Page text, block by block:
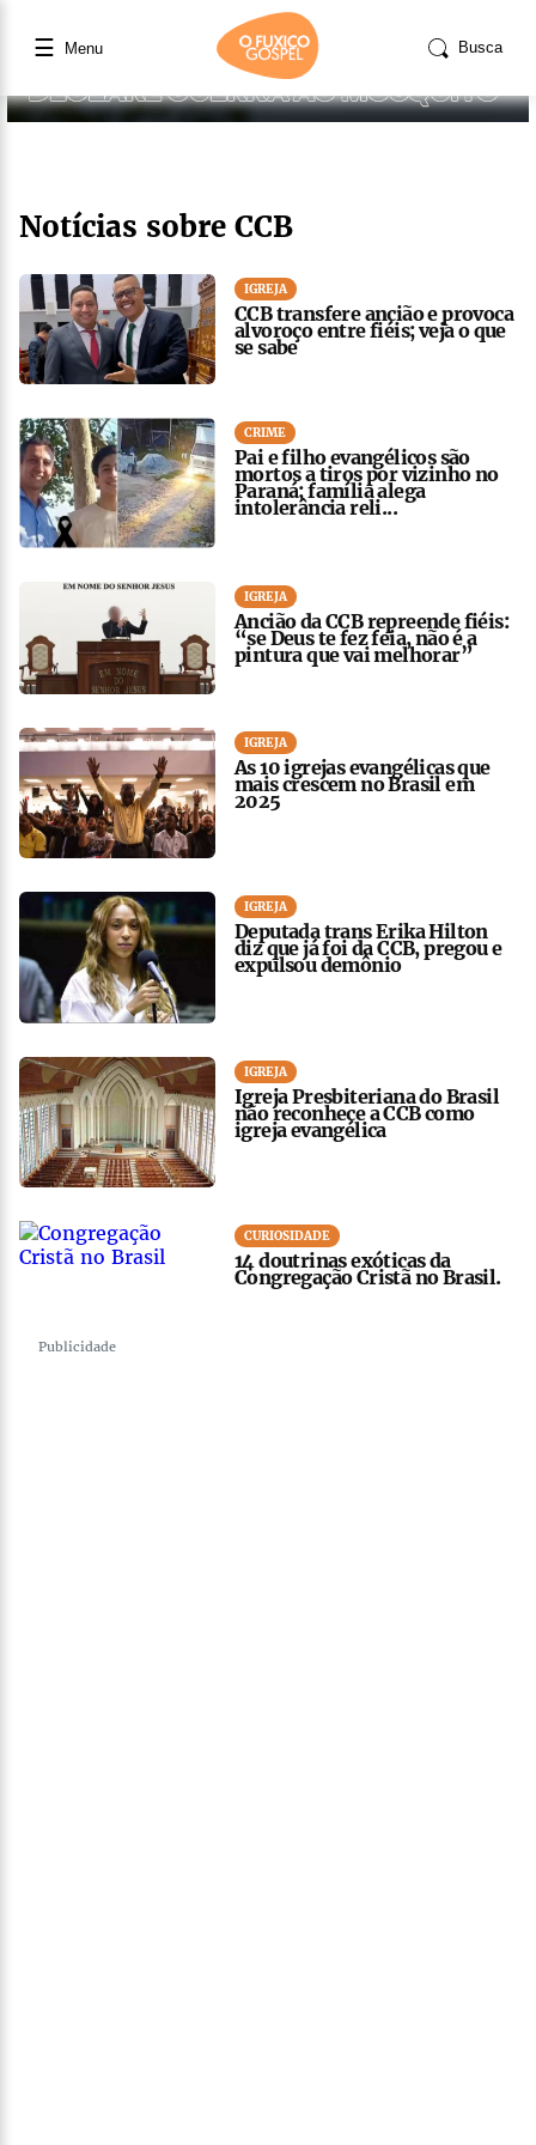
☰ Menu Busca
Notícias sobre CCB
IGREJA
CCB transfere ancião e provoca
alvoroço entre fiéis; veja o que
se sabe
CRIME
Pai e filho evangélicos são
mortos a tiros por vizinho no
Paraná; família alega
intolerância reli...
IGREJA
Ancião da CCB repreende fiéis:
“se Deus te fez feia, não é a
pintura que vai melhorar”
IGREJA
As 10 igrejas evangélicas que
mais crescem no Brasil em
2025
IGREJA
Deputada trans Erika Hilton
diz que já foi da CCB, pregou e
expulsou demônio
IGREJA
Igreja Presbiteriana do Brasil
não reconhece a CCB como
igreja evangélica
CURIOSIDADE
14 doutrinas exóticas da
Congregação Cristã no Brasil.
Publicidade